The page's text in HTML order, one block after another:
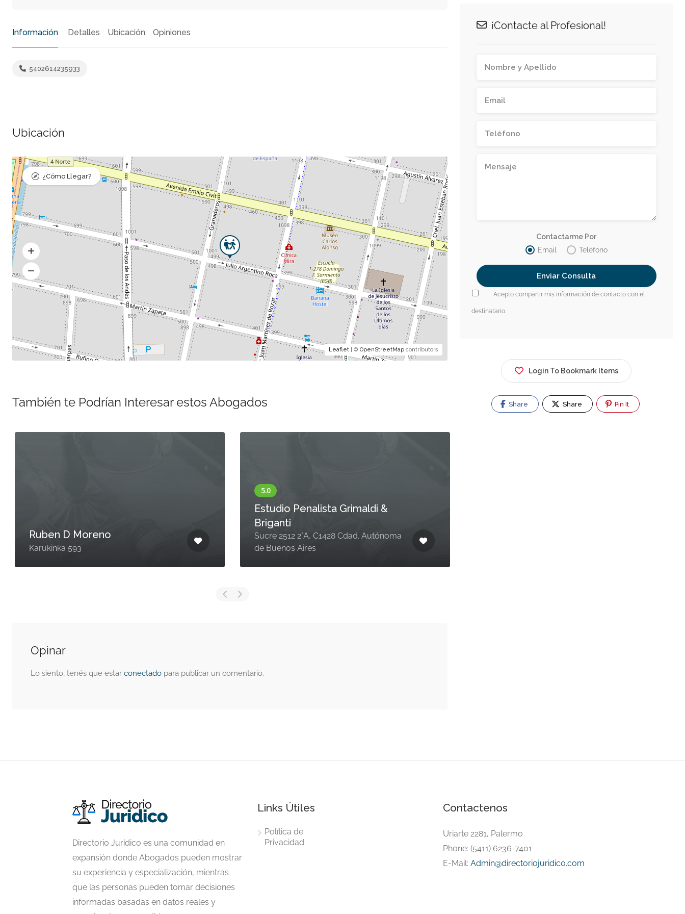
Información Detalles Ubicación Opiniones
5402614235933
Ubicación
Leaflet | ©OpenStreetMap contributors
¿Cómo Llegar?
También te Podrían Interesar estos Abogados
Ruben D Moreno
Karukinka 593
Estudio Penalista Grimaldi &
Briganti
Sucre 2512 2°A, C1428 Cdad. Autónoma
de Buenos Aires
Opinar
Lo siento, tenés que estarconectado para publicar un comentario.
¡Contacte al Profesional!
Contactarme Por
Email
Teléfono
Acepto compartir mis información de contacto con el
destinatario.
Login To Bookmark Items
Share Share Pin It
Directorio Jurídico es una comunidad en
expansión donde Abogados pueden mostrar
su experiencia y especialización, mientras
que las personas pueden tomar decisiones
informadas basadas en datos reales y
Links Útiles
Política de
Privacidad
Contactenos
Uriarte 2281, Palermo
Phone: (5411) 6236-7401
E-Mail: Admin@directoriojuridico.com